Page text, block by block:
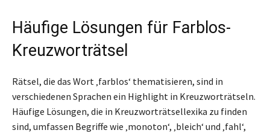
Häufige Lösungen für Farblos-
Kreuzworträtsel
Rätsel, die das Wort ‚farblos‘ thematisieren, sind in
verschiedenen Sprachen ein Highlight in Kreuzworträtseln.
Häufige Lösungen, die in Kreuzworträtsellexika zu finden
sind, umfassen Begriffe wie ‚monoton‘, ‚bleich‘ und ‚fahl‘,